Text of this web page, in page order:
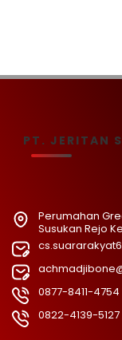
PT. JERITAN
Perumahan
Susukan Rejo
0877-8411-4754
0822-4139-5127